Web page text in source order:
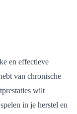
en effectieve
van chronische
wilt
in je herstel en